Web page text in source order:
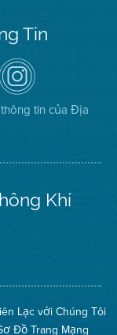
Tin
Air
District
on
Instagram
tin của Địa
Khí
Lạc với Chúng Tôi
Đồ Trang Mạng